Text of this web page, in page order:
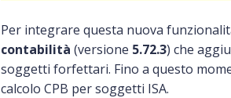
Per integrare questa nuova
contabilità (versione 5.72.3) che
soggetti forfettari. Fino a questo
calcolo CPB per soggetti ISA.